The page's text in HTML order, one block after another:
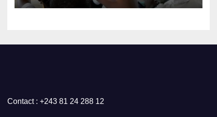
Contact : +243 81 24 288 12